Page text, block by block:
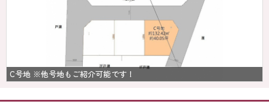
C号地 ※他号地もご紹介可能です！